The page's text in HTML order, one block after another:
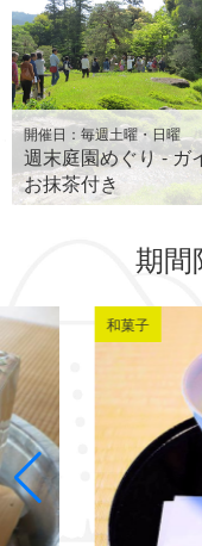
開催日：毎週土曜・日曜
週末庭園めぐり - ガ
お抹茶付き
期間
和菓子